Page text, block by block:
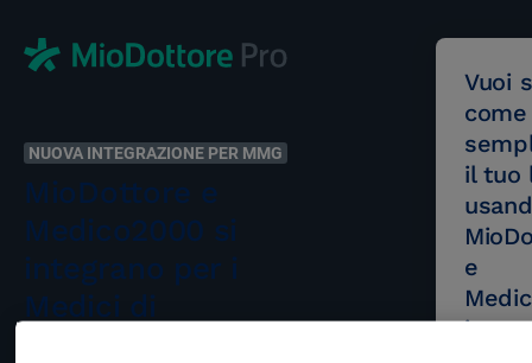
Vuoi
come
il tuo
e
in
NUOVA INTEGRAZIONE PER MMG
MioDottore e
Medico2000 si
integrano per i
Medici di